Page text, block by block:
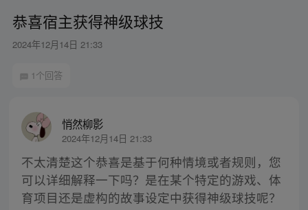
恭喜宿主获得神级球技
2024年12月14日 21:33
1个回答
悄然柳影
2024年12月14日 21:33
不太清楚这个恭喜是基于何种情境或者规则，您
可以详细解释一下吗？是在某个特定的游戏、体
育项目还是虚构的故事设定中获得神级球技呢？